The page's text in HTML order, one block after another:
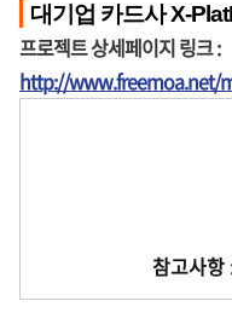
대기업 카드사 X-
프로젝트 상세페이지 링크 :
http://www.freemoa.net/
참고사항